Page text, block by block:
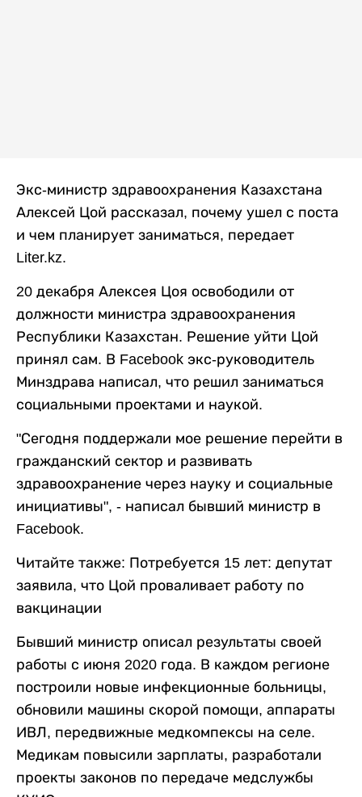
Экс-министр здравоохранения Казахстана
Алексей Цой рассказал, почему ушел с поста
и чем планирует заниматься, передает
Liter.kz.
20 декабря Алексея Цоя освободили от
должности министра здравоохранения
Республики Казахстан. Решение уйти Цой
принял сам. В Facebook экс-руководитель
Минздрава написал, что решил заниматься
социальными проектами и наукой.
"Сегодня поддержали мое решение перейти в
гражданский сектор и развивать
здравоохранение через науку и социальные
инициативы", - написал бывший министр в
Facebook.
Читайте также: Потребуется 15 лет: депутат
заявила, что Цой проваливает работу по
вакцинации
Бывший министр описал результаты своей
работы с июня 2020 года. В каждом регионе
построили новые инфекционные больницы,
обновили машины скорой помощи, аппараты
ИВЛ, передвижные медкомпексы на селе.
Медикам повысили зарплаты, разработали
проекты законов по передаче медслужбы